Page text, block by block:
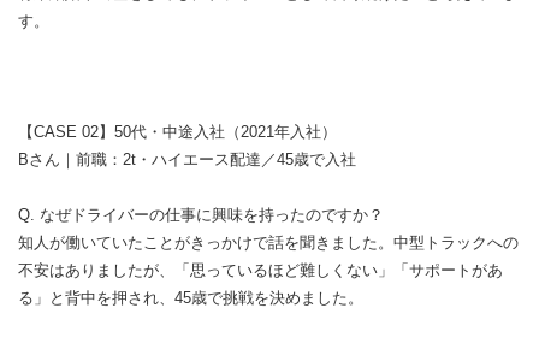
す。
【CASE 02】50代・中途入社（2021年入社）
Bさん｜前職：2t・ハイエース配達／45歳で入社
Q. なぜドライバーの仕事に興味を持ったのですか？
知人が働いていたことがきっかけで話を聞きました。中型トラックへの
不安はありましたが、「思っているほど難しくない」「サポートがあ
る」と背中を押され、45歳で挑戦を決めました。